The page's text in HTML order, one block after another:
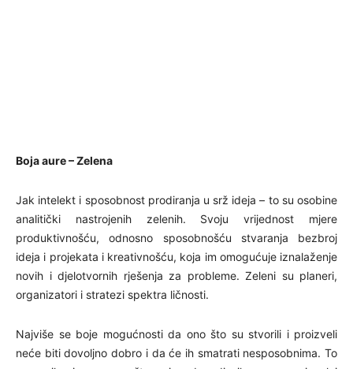
Boja aure – Zelena
Jak intelekt i sposobnost prodiranja u srž ideja – to su osobine
analitički nastrojenih zelenih. Svoju vrijednost mjere
produktivnošću, odnosno sposobnošću stvaranja bezbroj
ideja i projekata i kreativnošću, koja im omogućuje iznalaženje
novih i djelotvornih rješenja za probleme. Zeleni su planeri,
organizatori i stratezi spektra ličnosti.
Najviše se boje mogućnosti da ono što su stvorili i proizveli
neće biti dovoljno dobro i da će ih smatrati nesposobnima. To